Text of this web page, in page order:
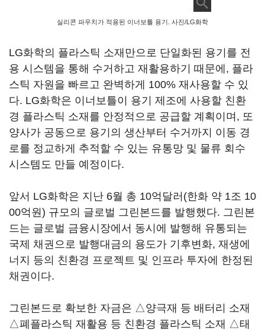
실리콘 파우치가 적용된 이너보틀 용기. 사진/LG화학
LG화학의 플라스틱 소재만으로 단일화된 용기를 전
용 시스템을 통해 수거하고 재활용하기 때문에, 플라
스틱 자원을 빠르고 완벽하게 100% 재사용할 수 있
다. LG화학은 이너보틀이 용기 제조에 사용할 친환
경 플라스틱 소재를 안정적으로 공급할 계획이며, 또
양사가 공동으로 용기의 생산부터 수거까지 이동 경
로를 정교하게 추적할 수 있는 유통망 및 물류 회수
시스템도 만들 예정이다.
앞서 LG화학은 지난 6월 총 10억달러(한화 약 1조 10
00억원) 규모의 글로벌 그린본드를 발행했다. 그린본
드는 글로벌 금융시장에서 동시에 발행해 유통되는
국제 채권으로 발행대금의 용도가 기후변화, 재생에
너지 등의 친환경 프로젝트 및 인프라 투자에 한정된
채권이다.
그린본드로 확보한 자금은 △양극재 등 배터리 소재
△폐플라스틱 재활용 등 친환경 플라스틱 소재 △태